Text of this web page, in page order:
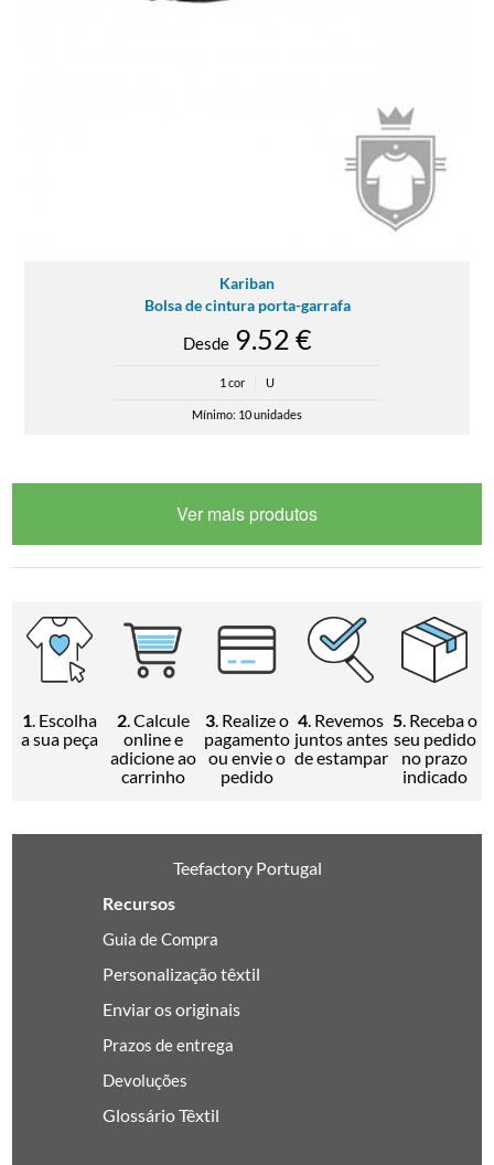
Kariban
Bolsa de cintura porta-garrafa
Desde9.52 €
1 cor U
Mínimo: 10 unidades
Ver mais produtos
1. Escolha
a sua peça
2. Calcule
online e
adicione ao
carrinho
3. Realize o
pagamento
ou envie o
pedido
4. Revemos
juntos antes
de estampar
5. Receba o
seu pedido
no prazo
indicado
Teefactory Portugal
Recursos
Guia de Compra
Personalização têxtil
Enviar os originais
Prazos de entrega
Devoluções
Glossário Têxtil